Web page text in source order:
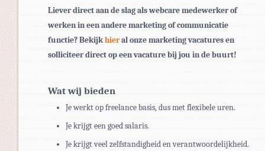
Liever direct aan de slag als webcare medewerker of
werken in een andere marketing of communicatie
functie? Bekijkhieral onze marketing vacatures en
solliciteer direct op een vacature bij jou in de buurt!
Wat wij bieden
Je werkt op freelance basis, dus met flexibele uren.
Je krijgt een goed salaris.
Je krijgt veel zelfstandigheid en verantwoordelijkheid.